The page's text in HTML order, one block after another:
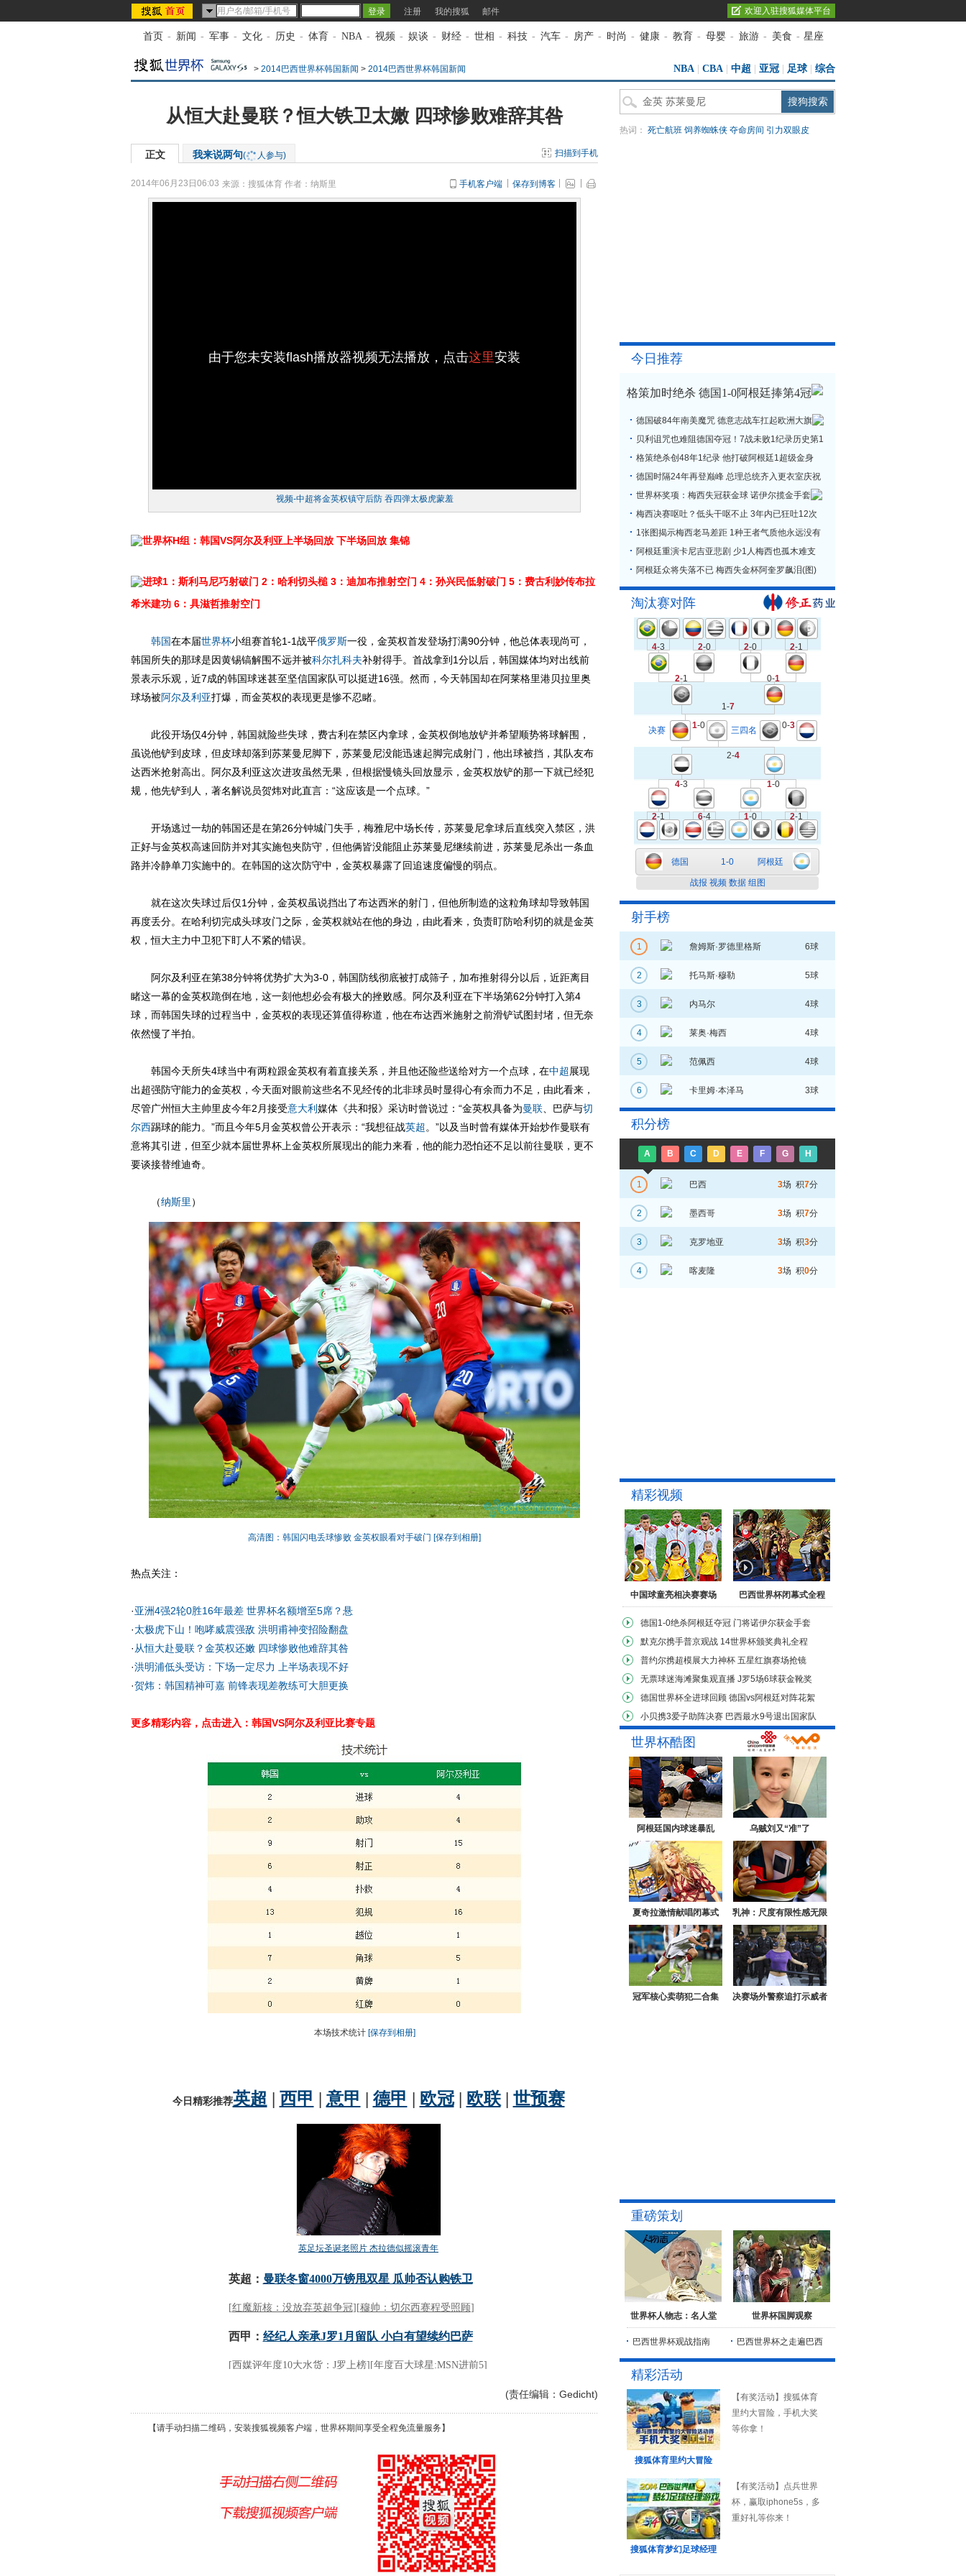
注册 我的搜狐 邮件 欢迎入驻搜狐媒体平台
首页 - 新闻 - 军事 - 文化 - 历史 - 体育 - NBA - 视频 - 娱谈 - 财经 - 世相 - 科技 - 汽车 - 房产 - 时尚 - 健康 - 教育 - 母婴 - 旅游 - 美食 - 星座
> 2014巴西世界杯韩国新闻 > 2014巴西世界杯韩国新闻 NBA CBA 中超 亚冠 足球| 综合
从恒大赴曼联？恒大铁卫太嫩 四球惨败难辞其咎
正文 我来说两句( 人参与) 扫描到手机
2014年06月23日06:03 来源： 搜狐体育 作者：纳斯里 手机客户端 保存到博客
由于您未安装flash播放器视频无法播放，点击这里安装
视频-中超将金英权镇守后防 吞四弹太极虎蒙羞
世界杯H组：韩国VS阿尔及利亚上半场回放 下半场回放 集锦
进球1：斯利马尼巧射破门 2：哈利切头槌 3：迪加布推射空门 4：孙兴民低射破门 5：费古利妙传布拉
希米建功 6：具滋哲推射空门
韩国在本届世界杯小组赛首轮1-1战平俄罗斯一役，金英权首发登场打满90分钟，他总体表现尚可，
韩国所失的那球是因黄锡镐解围不远并被科尔扎科夫补射得手。首战拿到1分以后，韩国媒体均对出线前
景表示乐观，近7成的韩国球迷甚至坚信国家队可以挺进16强。然而，今天韩国却在阿莱格里港贝拉里奥
球场被阿尔及利亚打爆，而金英权的表现更是惨不忍睹。
此役开场仅4分钟，韩国就险些失球，费古利在禁区内拿球，金英权倒地放铲并希望顺势将球解围，
虽说他铲到皮球，但皮球却落到苏莱曼尼脚下，苏莱曼尼没能迅速起脚完成射门，他出球被挡，其队友布
达西米抢射高出。阿尔及利亚这次进攻虽然无果，但根据慢镜头回放显示，金英权放铲的那一下就已经犯
规，他先铲到人，著名解说员贺炜对此直言：“这应该是一个点球。”
开场逃过一劫的韩国还是在第26分钟城门失手，梅雅尼中场长传，苏莱曼尼拿球后直线突入禁区，洪
正好与金英权高速回防并对其实施包夹防守，但他俩皆没能阻止苏莱曼尼继续前进，苏莱曼尼杀出一条血
路并冷静单刀实施中的。在韩国的这次防守中，金英权暴露了回追速度偏慢的弱点。
就在这次失球过后仅1分钟，金英权虽说挡出了布达西米的射门，但他所制造的这粒角球却导致韩国
再度丢分。在哈利切完成头球攻门之际，金英权就站在他的身边，由此看来，负责盯防哈利切的就是金英
权，恒大主力中卫犯下盯人不紧的错误。
阿尔及利亚在第38分钟将优势扩大为3-0，韩国防线彻底被打成筛子，加布推射得分以后，近距离目
睹这一幕的金英权跪倒在地，这一刻他想必会有极大的挫败感。阿尔及利亚在下半场第62分钟打入第4
球，而韩国失球的过程当中，金英权的表现还算值得称道，他在布达西米施射之前滑铲试图封堵，但无奈
依然慢了半拍。
韩国今天所失4球当中有两粒跟金英权有着直接关系，并且他还险些送给对方一个点球，在中超展现
出超强防守能力的金英权，今天面对眼前这些名不见经传的北非球员时显得心有余而力不足，由此看来，
尽管广州恒大主帅里皮今年2月接受意大利 媒体《共和报》采访时曾说过：“金英权具备为曼联 、巴萨与切
尔西踢球的能力。”而且今年5月金英权曾公开表示：“我想征战英超。”以及当时曾有媒体开始炒作曼联有
意将其引进，但至少就本届世界杯上金英权所展现出的能力来看，他的能力恐怕还不足以前往曼联，更不
要谈接替维迪奇。
（纳斯里 ）
高清图：韩国闪电丢球惨败 金英权眼看对手破门 [保存到相册]
热点关注：
·亚洲4强2轮0胜16年最差 世界杯名额增至5席？悬
·太极虎下山！咆哮威震强敌 洪明甫神变招险翻盘
· 从恒大赴曼联？金英权还嫩 四球惨败他难辞其咎
·洪明浦低头受访：下场一定尽力 上半场表现不好
·贺炜：韩国精神可嘉 前锋表现差教练可大胆更换
更多精彩内容，点击进入：韩国VS阿尔及利亚比赛专题
本场技术统计 [保存到相册]
(责任编辑：Gedicht)
【请手动扫描二维码，安装搜狐视频客户端，世界杯期间享受全程免流量服务】
热词： 死亡航班 饲养蜘蛛侠 夺命房间 引力双眼皮
今日推荐
格策加时绝杀 德国1-0阿根廷捧第4冠
德国破84年南美魔咒 德意志战车扛起欧洲大旗
贝利诅咒也难阻德国夺冠！7战未败1纪录历史第1
格策绝杀创48年1纪录 他打破阿根廷1超级金身
德国时隔24年再登巅峰 总理总统齐入更衣室庆祝
世界杯奖项：梅西失冠获金球 诺伊尔揽金手套
梅西决赛呕吐？低头干呕不止 3年内已狂吐12次
1张图揭示梅西老马差距 1种王者气质他永远没有
阿根廷重演卡尼吉亚悲剧 少1人梅西也孤木难支
阿根廷众将失落不已 梅西失金杯阿奎罗飙泪(图)
淘汰赛对阵
4-3 2-0 2-0 2-1
2-1 0-1
1-7
2-4
4-3 1-0
2-1 6-4 1-0 2-1
1-0 0-3
决赛 三四名
德国 1-0 阿根廷
战报 视频 数据 组图
射手榜
1 詹姆斯·罗德里格斯 6球
2 托马斯·穆勒 5球
3 内马尔 4球
4 莱奥·梅西 4球
5 范佩西 4球
6 卡里姆·本泽马 3球
积分榜
A B C D E F G H
1 巴西 3场 积7分
2 墨西哥 3场 积7分
3 克罗地亚 3场 积3分
4 喀麦隆 3场 积0分
精彩视频
中国球童亮相决赛赛场 巴西世界杯闭幕式全程
德国1-0绝杀阿根廷夺冠 门将诺伊尔获金手套
默克尔携手普京观战 14世界杯颁奖典礼全程
普约尔携超模展大力神杯 五星红旗赛场抢镜
无票球迷海滩聚集观直播 J罗5场6球获金靴奖
德国世界杯全进球回顾 德国vs阿根廷对阵花絮
小贝携3爱子助阵决赛 巴西最水9号退出国家队
世界杯酷图
阿根廷国内球迷暴乱 乌贼刘又“准”了
夏奇拉激情献唱闭幕式 乳神：尺度有限性感无限
冠军核心卖萌犯二合集 决赛场外警察追打示威者
重磅策划
世界杯人物志：名人堂 世界杯国脚观察
巴西世界杯观战指南 巴西世界杯之走遍巴西
精彩活动
搜狐体育里约大冒险
【有奖活动】搜狐体育
里约大冒险，手机大奖
等你拿！
搜狐体育梦幻足球经理
【有奖活动】点兵世界
杯，赢取iphone5s，多
重好礼等你来！